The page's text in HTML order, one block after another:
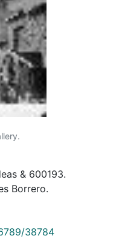
& 600193.
Borrero.
38784